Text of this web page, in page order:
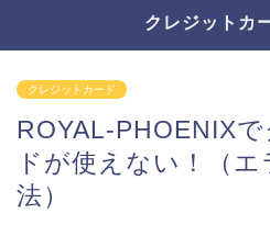
クレジットカ
クレジットカード
ROYAL-PHOENIX
ドが使えない！（
法）